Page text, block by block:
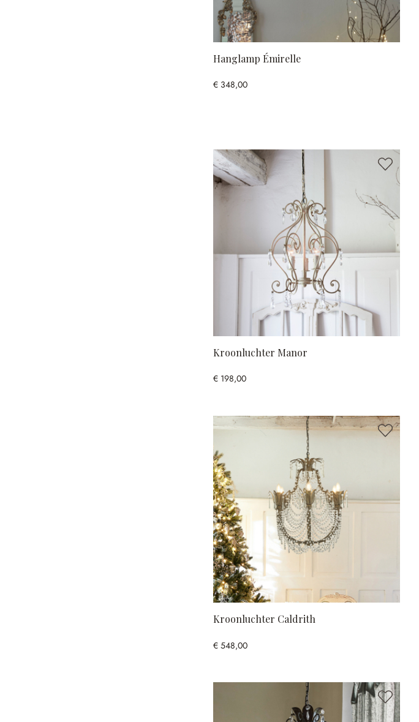
Hanglamp Émirelle
€ 348,00
Kroonluchter Manor
€ 198,00
Kroonluchter Caldrith
€ 548,00